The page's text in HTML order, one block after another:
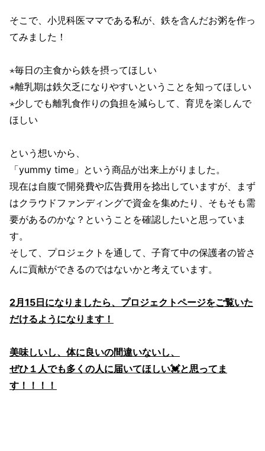
そこで、小児科医ママである私が、鉄を含んだお粥を作っ
てみました！
⋆毎日の主食から鉄を摂ってほしい
⋆離乳期は鉄欠乏になりやすいということを知ってほしい
⋆少しでも離乳食作りの負担を減らして、育児を楽しんで
ほしい
という想いから、
「yummy time」という商品が出来上がりました。
現在は自腹で開発費や広告費用を捻出していますが、まず
はクラウドファンディングで資金を集めたり、そもそも需
要があるのかな？ということを確認したいと思っていま
す。
そして、プロジェクトを通して、子育て中の保護者の皆さ
んに貢献ができるのではないかと考えています。
2月15日になりましたら、プロジェクトページをご覧いた
だけるようになります！
美味しいし、体に良いの間違いないし、
ぜひ１人でも多くの人に届いてほしい💓と思ってま
す！！！！